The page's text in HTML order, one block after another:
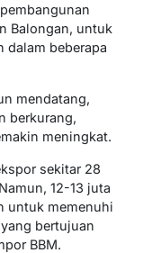
Balongan, untuk
dalam beberapa
mendatang,
berkurang,
meningkat.
sekitar 28
12-13 juta
untuk memenuhi
bertujuan
BBM.